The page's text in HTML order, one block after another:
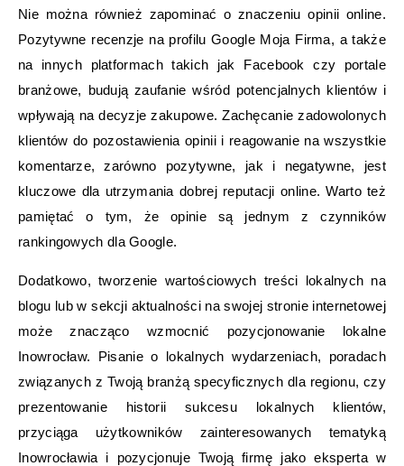
Nie można również zapominać o znaczeniu opinii online.
Pozytywne recenzje na profilu Google Moja Firma, a także
na innych platformach takich jak Facebook czy portale
branżowe, budują zaufanie wśród potencjalnych klientów i
wpływają na decyzje zakupowe. Zachęcanie zadowolonych
klientów do pozostawienia opinii i reagowanie na wszystkie
komentarze, zarówno pozytywne, jak i negatywne, jest
kluczowe dla utrzymania dobrej reputacji online. Warto też
pamiętać o tym, że opinie są jednym z czynników
rankingowych dla Google.
Dodatkowo, tworzenie wartościowych treści lokalnych na
blogu lub w sekcji aktualności na swojej stronie internetowej
może znacząco wzmocnić pozycjonowanie lokalne
Inowrocław. Pisanie o lokalnych wydarzeniach, poradach
związanych z Twoją branżą specyficznych dla regionu, czy
prezentowanie historii sukcesu lokalnych klientów,
przyciąga użytkowników zainteresowanych tematyką
Inowrocławia i pozycjonuje Twoją firmę jako eksperta w